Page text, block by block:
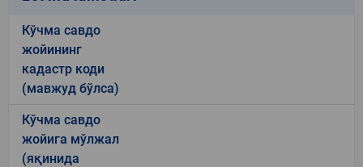
Кўчма савдо
жойининг
кадастр коди
(мавжуд бўлса)
Кўчма савдо
жойига мўлжал
(яқинида